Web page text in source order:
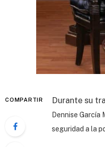
COMPARTIR Durante su
Dennise
seguridad a la